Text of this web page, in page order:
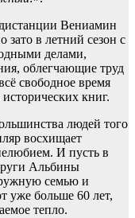
Вениамин
зато в летний сезон с
делами,
облегчающие труд
свободное время
книг.
людей того
восхищает
И пусть в
Альбины
семью и
уже больше 60 лет,
тепло.